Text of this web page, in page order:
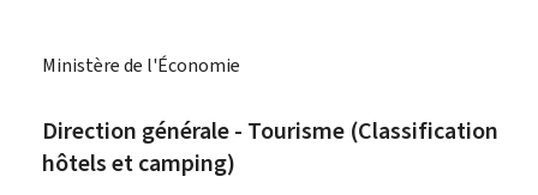
Ministère de l'Économie
Direction générale - Tourisme (Classification
hôtels et camping)